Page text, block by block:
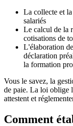
La collecte et
salariés
Le calcul de la
cotisations de
L'élaboration
déclaration
la formation
Vous le savez, la
de paie. La loi oblige
attestent et
Comment